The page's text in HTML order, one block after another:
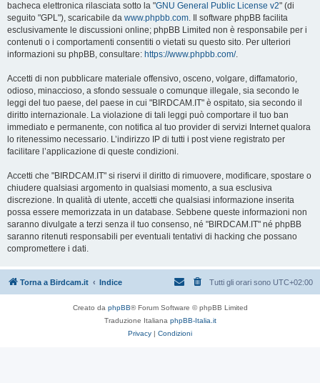
bacheca elettronica rilasciata sotto la "GNU General Public License v2" (di
seguito "GPL"), scaricabile da www.phpbb.com. Il software phpBB facilita
esclusivamente le discussioni online; phpBB Limited non è responsabile per i
contenuti o i comportamenti consentiti o vietati su questo sito. Per ulteriori
informazioni su phpBB, consultare: https://www.phpbb.com/.
Accetti di non pubblicare materiale offensivo, osceno, volgare, diffamatorio,
odioso, minaccioso, a sfondo sessuale o comunque illegale, sia secondo le
leggi del tuo paese, del paese in cui "BIRDCAM.IT" è ospitato, sia secondo il
diritto internazionale. La violazione di tali leggi può comportare il tuo ban
immediato e permanente, con notifica al tuo provider di servizi Internet qualora
lo ritenessimo necessario. L’indirizzo IP di tutti i post viene registrato per
facilitare l’applicazione di queste condizioni.
Accetti che "BIRDCAM.IT" si riservi il diritto di rimuovere, modificare, spostare o
chiudere qualsiasi argomento in qualsiasi momento, a sua esclusiva
discrezione. In qualità di utente, accetti che qualsiasi informazione inserita
possa essere memorizzata in un database. Sebbene queste informazioni non
saranno divulgate a terzi senza il tuo consenso, né "BIRDCAM.IT" né phpBB
saranno ritenuti responsabili per eventuali tentativi di hacking che possano
compromettere i dati.
Torna a Birdcam.it Indice Tutti gli orari sono UTC+02:00
Creato da phpBB® Forum Software © phpBB Limited
Traduzione Italiana phpBB-Italia.it
Privacy | Condizioni